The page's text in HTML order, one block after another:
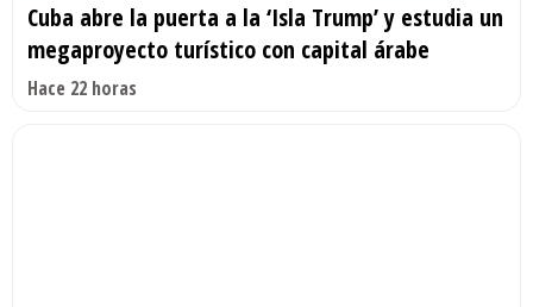
Cuba abre la puerta a la ‘Isla Trump’ y estudia un
megaproyecto turístico con capital árabe
Hace 22 horas